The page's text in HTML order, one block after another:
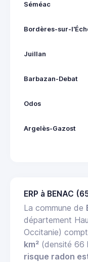
Séméac
Bordères-sur-
Juillan
Barbazan-Debat
Odos
Argelès-Gazost
ERP à BENAC
La commune de
département
Occitanie)
km² (densité 66
risque radon